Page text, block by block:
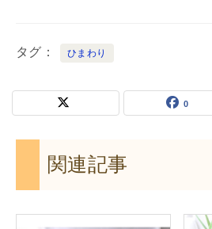
タグ ひまわり
0
関連記事